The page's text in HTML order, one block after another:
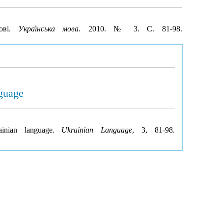
Українська мова. 2010. № 3. С. 81-98.
language. Ukrainian Language, 3, 81-98.